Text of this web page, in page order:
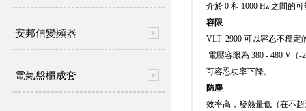
安邦信變頻器
電氣盤櫃成套
介於 0 和 1000 Hz 之間的
容限
VLT 2900 可以容忍不穩定的
電壓容限為 380 - 480 V（-
可容忍功率下降。
防塵
效率高，發熱量低（在不